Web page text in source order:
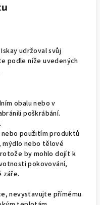
udržoval svůj
podle níže uvedených
obalu nebo v
poškrábání.
použitím produktů
mýdlo nebo tělové
by mohlo dojít k
pokovování,
záře.
nevystavujte přímému